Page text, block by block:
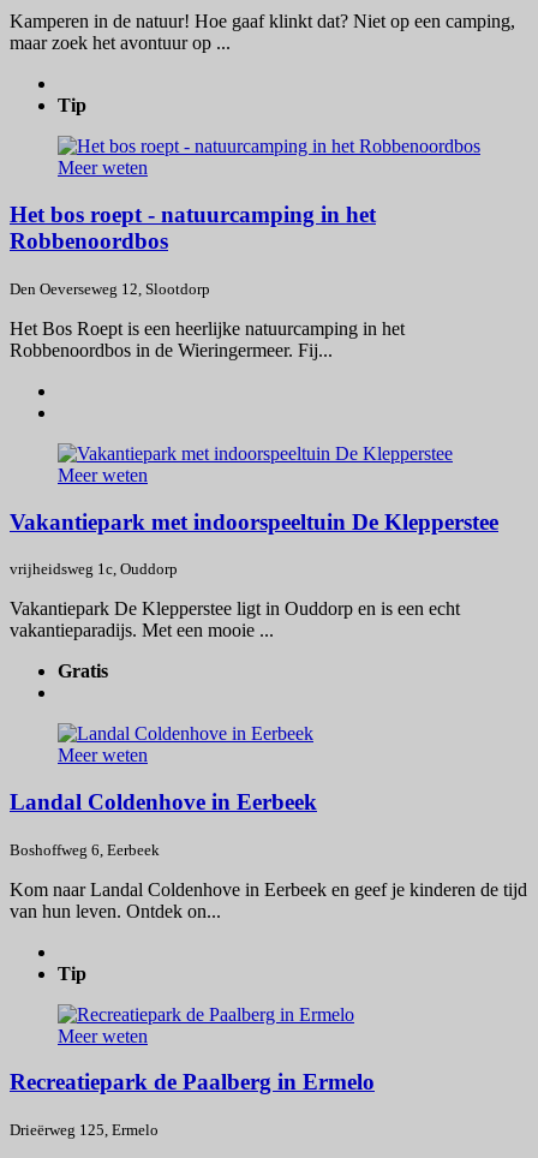
Kamperen in de natuur! Hoe gaaf klinkt dat? Niet op een camping,
maar zoek het avontuur op ...
Tip
Meer weten
Het bos roept - natuurcamping in het
Robbenoordbos
Den Oeverseweg 12, Slootdorp
Het Bos Roept is een heerlijke natuurcamping in het
Robbenoordbos in de Wieringermeer. Fij...
Meer weten
Vakantiepark met indoorspeeltuin De Klepperstee
vrijheidsweg 1c, Ouddorp
Vakantiepark De Klepperstee ligt in Ouddorp en is een echt
vakantieparadijs. Met een mooie ...
Gratis
Meer weten
Landal Coldenhove in Eerbeek
Boshoffweg 6, Eerbeek
Kom naar Landal Coldenhove in Eerbeek en geef je kinderen de tijd
van hun leven. Ontdek on...
Tip
Meer weten
Recreatiepark de Paalberg in Ermelo
Drieërweg 125, Ermelo